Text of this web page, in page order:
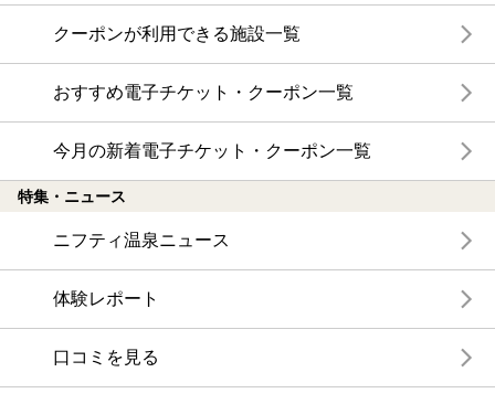
クーポンが利用できる施設一覧
おすすめ電子チケット・クーポン一覧
今月の新着電子チケット・クーポン一覧
特集・ニュース
ニフティ温泉ニュース
体験レポート
口コミを見る